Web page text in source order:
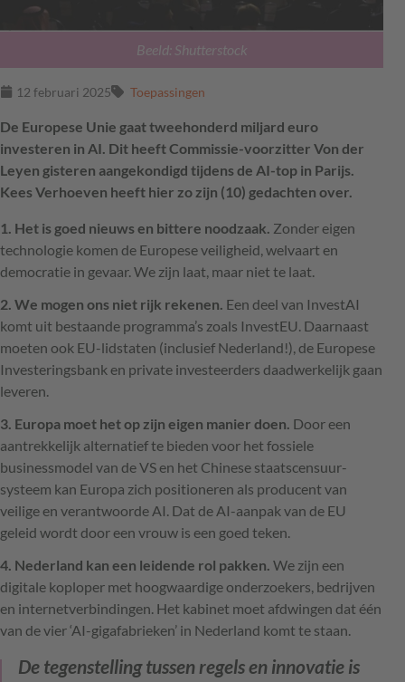
Beeld: Shutterstock
12 februari 2025 Toepassingen
De Europese Unie gaat tweehonderd miljard euro
investeren in AI. Dit heeft Commissie-voorzitter Von der
Leyen gisteren aangekondigd tijdens de AI-top in Parijs.
Kees Verhoeven heeft hier zo zijn (10) gedachten over.
1. Het is goed nieuws en bittere noodzaak. Zonder eigen
technologie komen de Europese veiligheid, welvaart en
democratie in gevaar. We zijn laat, maar niet te laat.
2. We mogen ons niet rijk rekenen. Een deel van InvestAI
komt uit bestaande programma’s zoals InvestEU. Daarnaast
moeten ook EU-lidstaten (inclusief Nederland!), de Europese
Investeringsbank en private investeerders daadwerkelijk gaan
leveren.
3. Europa moet het op zijn eigen manier doen. Door een
aantrekkelijk alternatief te bieden voor het fossiele
businessmodel van de VS en het Chinese staatscensuur-
systeem kan Europa zich positioneren als producent van
veilige en verantwoorde AI. Dat de AI-aanpak van de EU
geleid wordt door een vrouw is een goed teken.
4. Nederland kan een leidende rol pakken. We zijn een
digitale koploper met hoogwaardige onderzoekers, bedrijven
en internetverbindingen. Het kabinet moet afdwingen dat één
van de vier ‘AI-gigafabrieken’ in Nederland komt te staan.
De tegenstelling tussen regels en innovatie is